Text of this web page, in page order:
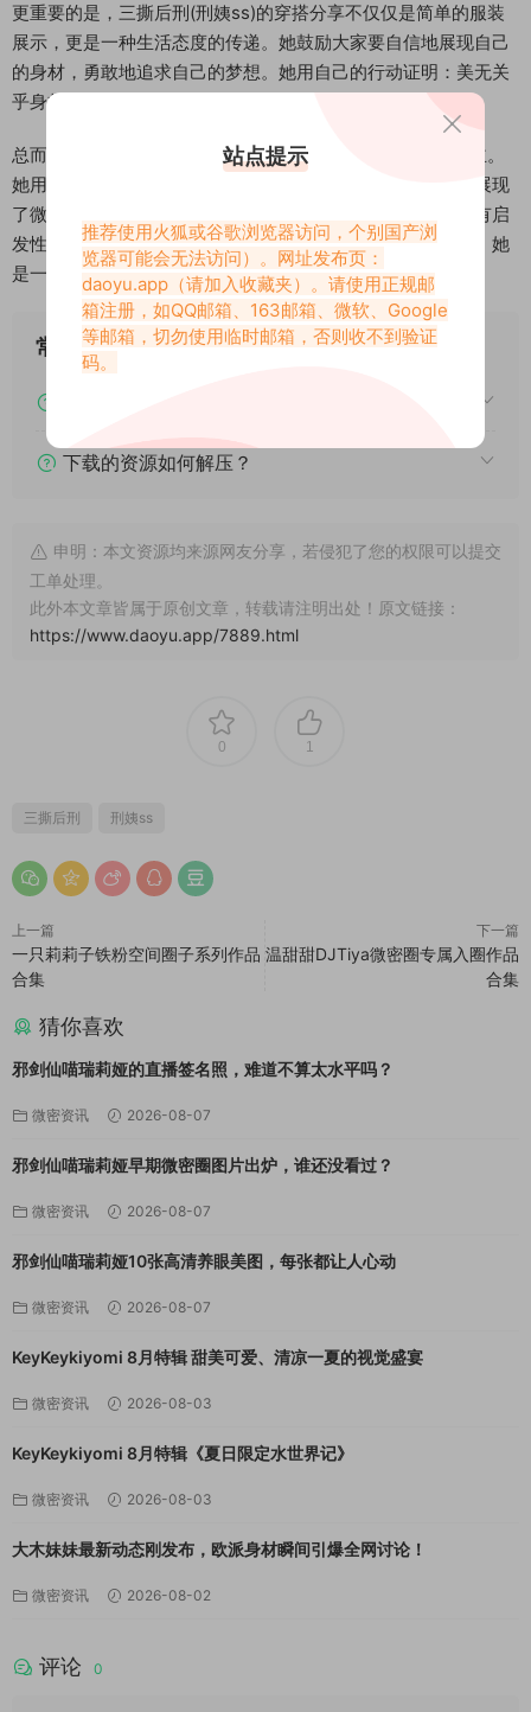
更重要的是，三撕后刑(刑姨ss)的穿搭分享不仅仅是简单的服装
展示，更是一种生活态度的传递。她鼓励大家要自信地展现自己
的身材，勇敢地追求自己的梦想。她用自己的行动证明：美无关
乎身材，而在于自信和态度。
总而言之，三撕后刑(刑姨ss)是一位充满魅力的觅圈圈子博主。
她用自己的时尚穿搭和火辣个性，打破了传统审美的枷锁，展现
了微胖身材的另一种美丽。她的作品不仅具有观赏性，更具有启
发性，鼓励着更多的人去发现自己的美，并自信地展现出来。她
是一位真正的时尚达人，值得我们欣赏和学习。
常见问题
下载的资源如何解压？
申明：本文资源均来源网友分享，若侵犯了您的权限可以提交
工单处理。
此外本文章皆属于原创文章，转载请注明出处！原文链接：
https://www.daoyu.app/7889.html
0 1
三撕后刑 刑姨ss
上一篇
一只莉莉子铁粉空间圈子系列作品
合集
下一篇
温甜甜DJTiya微密圈专属入圈作品
合集
猜你喜欢
邪剑仙喵瑞莉娅的直播签名照，难道不算太水平吗？
微密资讯 2026-08-07
邪剑仙喵瑞莉娅早期微密圈图片出炉，谁还没看过？
微密资讯 2026-08-07
邪剑仙喵瑞莉娅10张高清养眼美图，每张都让人心动
微密资讯 2026-08-07
KeyKeykiyomi 8月特辑 甜美可爱、清凉一夏的视觉盛宴
微密资讯 2026-08-03
KeyKeykiyomi 8月特辑《夏日限定水世界记》
微密资讯 2026-08-03
大木妹妹最新动态刚发布，欧派身材瞬间引爆全网讨论！
微密资讯 2026-08-02
评论 0
站点提示
推荐使用火狐或谷歌浏览器访问，个别国产浏
览器可能会无法访问）。网址发布页：
daoyu.app （请加入收藏夹）。请使用正规邮
箱注册，如QQ邮箱、163邮箱、微软、Google
等邮箱，切勿使用临时邮箱，否则收不到验证
码。